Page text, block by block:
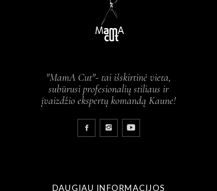
"MamA Cut"- tai išskirtinė vieta,
subūrusi profesionalių stiliaus ir
įvaizdžio ekspertų komandą Kaune!
DAUGIAU INFORMACIJOS